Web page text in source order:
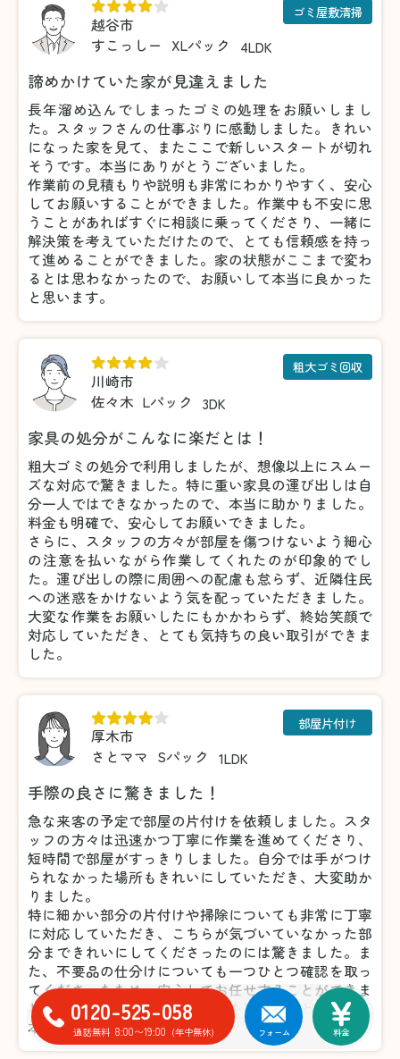
越谷市
すこっしー
XLパック 4LDK
ゴミ屋敷清掃
諦めかけていた家が見違えました
長年溜め込んでしまったゴミの処理をお願いしまし
た。スタッフさんの仕事ぶりに感動しました。きれい
になった家を見て、またここで新しいスタートが切れ
そうです。本当にありがとうございました。
作業前の見積もりや説明も非常にわかりやすく、安心
してお願いすることができました。作業中も不安に思
うことがあればすぐに相談に乗ってくださり、一緒に
解決策を考えていただけたので、とても信頼感を持っ
て進めることができました。家の状態がここまで変わ
るとは思わなかったので、お願いして本当に良かった
と思います。
川崎市
佐々木 Lパック 3DK
粗大ゴミ回収
家具の処分がこんなに楽だとは！
粗大ゴミの処分で利用しましたが、想像以上にスムー
ズな対応で驚きました。特に重い家具の運び出しは自
分一人ではできなかったので、本当に助かりました。
料金も明確で、安心してお願いできました。
さらに、スタッフの方々が部屋を傷つけないよう細心
の注意を払いながら作業してくれたのが印象的でし
た。運び出しの際に周囲への配慮も怠らず、近隣住民
への迷惑をかけないよう気を配っていただきました。
大変な作業をお願いしたにもかかわらず、終始笑顔で
対応していただき、とても気持ちの良い取引ができま
した。
厚木市
さとママ Sパック 1LDK
部屋片付け
手際の良さに驚きました！
急な来客の予定で部屋の片付けを依頼しました。スタ
ッフの方々は迅速かつ丁寧に作業を進めてくださり、
短時間で部屋がすっきりしました。自分では手がつけ
られなかった場所もきれいにしていただき、大変助か
りました。
特に細かい部分の片付けや掃除についても非常に丁寧
に対応していただき、こちらが気づいていなかった部
分まできれいにしてくださったのには驚きました。ま
た、不要品の仕分けについても一つひとつ確認を取っ
てくださったため、安心してお任せすることができま
した。おかげで気持ちよく来客を迎えることができ、
本当に感謝しています。
0120-525-058
通話無料 8:00〜19:00 (年中無休) フォーム 料金